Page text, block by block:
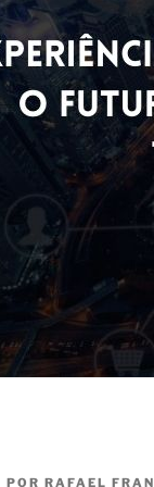
POR RAFAEL